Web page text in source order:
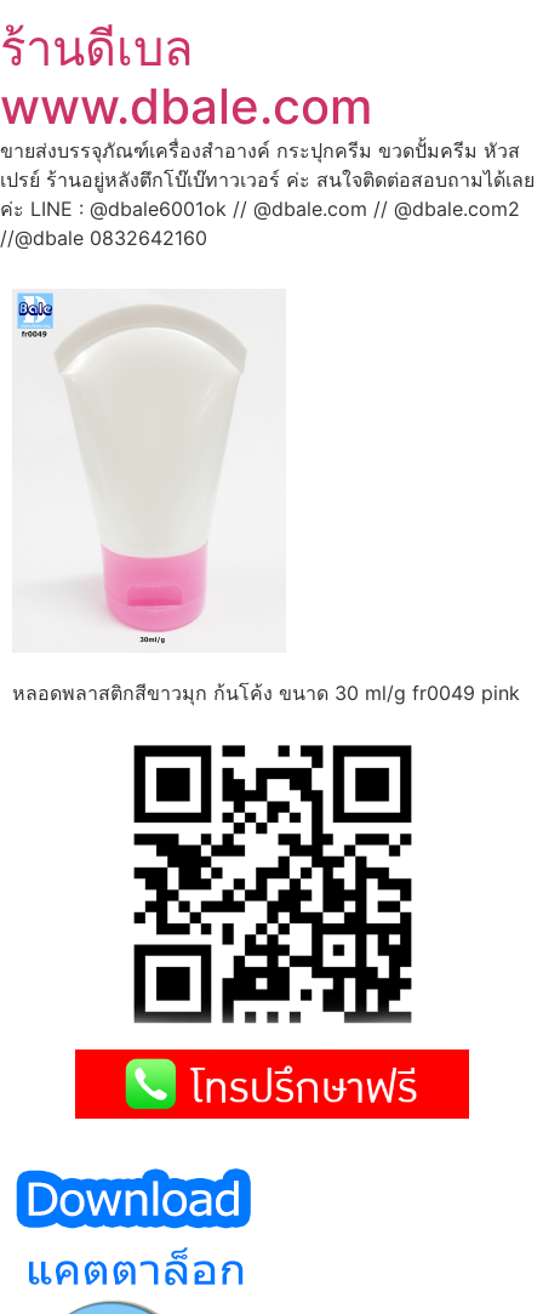
ร้านดีเบล
www.dbale.com
ขายส่งบรรจุภัณฑ์เครื่องสำอางค์ กระปุกครีม ขวดปั้มครีม หัวส
เปรย์ ร้านอยู่หลังตึกโบ๊เบ๊ทาวเวอร์ ค่ะ สนใจติดต่อสอบถามได้เลย
ค่ะ LINE : @dbale6001ok // @dbale.com // @dbale.com2
//@dbale 0832642160
หลอดพลาสติกสีขาวมุก ก้นโค้ง ขนาด 30 ml/g fr0049 pink